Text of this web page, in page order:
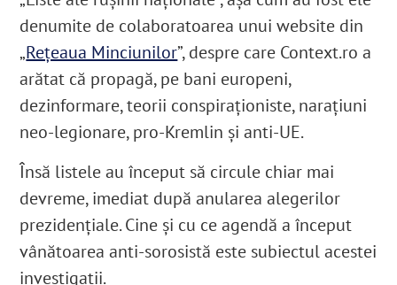
denumite de colaboratoarea unui website din
„Rețeaua Minciunilor”, despre care Context.ro a
arătat că propagă, pe bani europeni,
dezinformare, teorii conspiraționiste, narațiuni
neo-legionare, pro-Kremlin și anti-UE.
Însă listele au început să circule chiar mai
devreme, imediat după anularea alegerilor
prezidențiale. Cine și cu ce agendă a început
vânătoarea anti-sorosistă este subiectul acestei
investigații.